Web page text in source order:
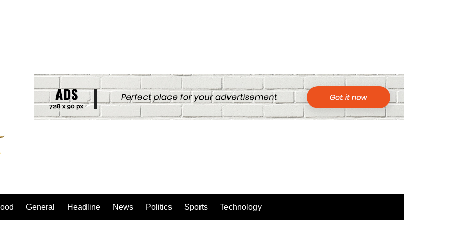
General Headline News Politics Sports Technology